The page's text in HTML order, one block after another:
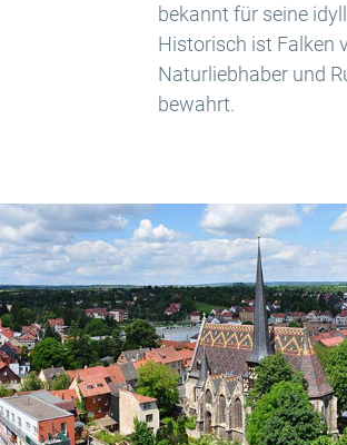
bekannt für seine
Historisch ist Falken
Naturliebhaber und
bewahrt.